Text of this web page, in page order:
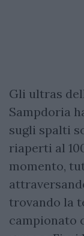
Gli ultras
Sampdoria
sugli spalti
riaperti al
momento,
trovando la
campionato